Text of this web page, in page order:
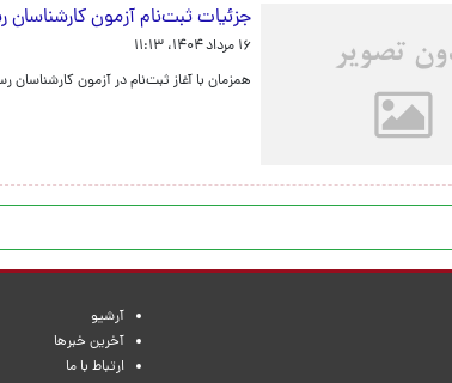
جزئیات ثبت‌نام آزمون
۱۶ مرداد ۱۴۰۴، ۱۱:۱۳
همزمان با آغاز ثبت‌نام در آزمون کارشناسان رسمی دادگستری سال ۱۴۰۴، دفترچه
آرشیو
آخرین خبرها
ارتباط با ما